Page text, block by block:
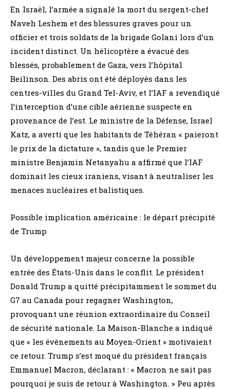
En Israël, l’armée a signalé la mort du sergent-chef
Naveh Leshem et des blessures graves pour un
officier et trois soldats de la brigade Golani lors d’un
incident distinct. Un hélicoptère a évacué des
blessés, probablement de Gaza, vers l’hôpital
Beilinson. Des abris ont été déployés dans les
centres-villes du Grand Tel-Aviv, et l’IAF a revendiqué
l’interception d’une cible aérienne suspecte en
provenance de l’est. Le ministre de la Défense, Israel
Katz, a averti que les habitants de Téhéran « paieront
le prix de la dictature », tandis que le Premier
ministre Benjamin Netanyahu a affirmé que l’IAF
dominait les cieux iraniens, visant à neutraliser les
menaces nucléaires et balistiques.
Possible implication américaine : le départ précipité
de Trump
Un développement majeur concerne la possible
entrée des États-Unis dans le conflit. Le président
Donald Trump a quitté précipitamment le sommet du
G7 au Canada pour regagner Washington,
provoquant une réunion extraordinaire du Conseil
de sécurité nationale. La Maison-Blanche a indiqué
que « les évènements au Moyen-Orient » motivaient
ce retour. Trump s’est moqué du président français
Emmanuel Macron, déclarant : « Macron ne sait pas
pourquoi je suis de retour à Washington. » Peu après